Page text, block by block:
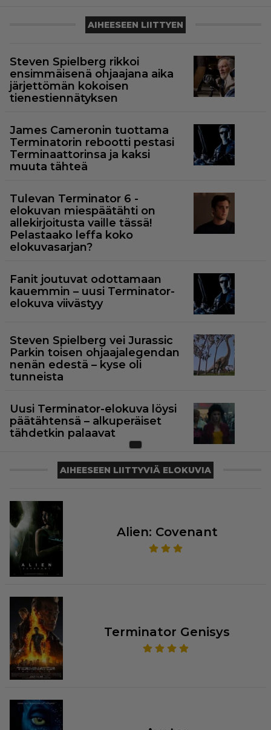
AIHEESEEN LIITTYEN
Steven Spielberg rikkoi
ensimmäisenä ohjaajana aika
järjettömän kokoisen
tienestiennätyksen
James Cameronin tuottama
Terminatorin rebootti pestasi
Terminaattorinsa ja kaksi
muuta tähteä
Tulevan Terminator 6 -
elokuvan miespäätähti on
allekirjoitusta vaille tässä!
Pelastaako leffa koko
elokuvasarjan?
Fanit joutuvat odottamaan
kauemmin – uusi Terminator-
elokuva viivästyy
Steven Spielberg vei Jurassic
Parkin toisen ohjaajalegendan
nenän edestä – kyse oli
tunneista
Uusi Terminator-elokuva löysi
päätähtensä – alkuperäiset
tähdetkin palaavat
AIHEESEEN LIITTYVIÄ ELOKUVIA
Alien: Covenant
Terminator Genisys